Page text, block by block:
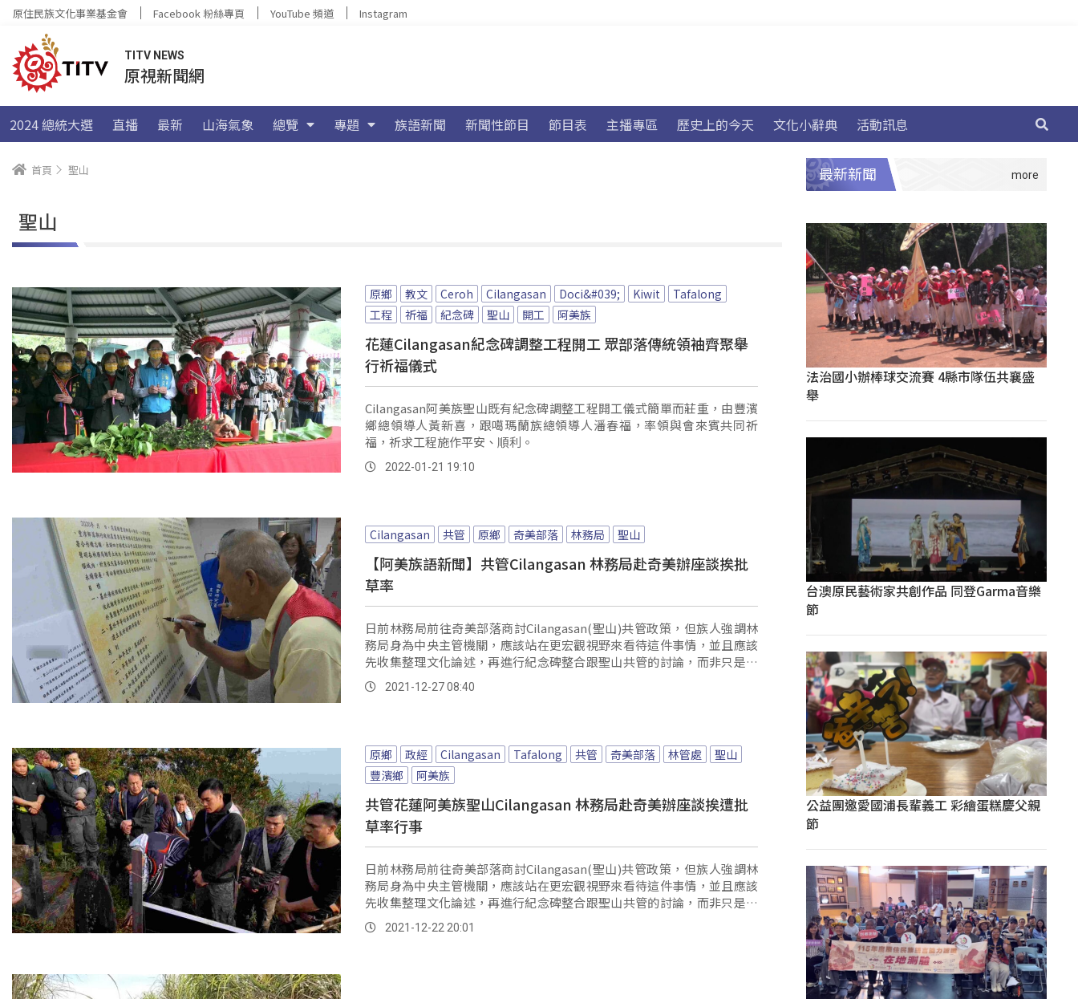
原住民族文化事業基金會 Facebook 粉絲專頁 YouTube 頻道 Instagram
TITV NEWS
原視新聞網
2024 總統大選 直播 最新 山海氣象 總覽 專題 族語新聞 新聞性節目 節目表 主播專區 歷史上的今天 文化小辭典 活動訊息
首頁 聖山
聖山
原鄉 教文 Ceroh Cilangasan Doci&#039; Kiwit
Tafalong
工程
祈福 紀念碑 聖山 開工 阿美族
花蓮Cilangasan紀念碑調整工程開工 眾部落傳統領袖齊聚舉
行祈福儀式
Cilangasan阿美族聖山既有紀念碑調整工程開工儀式簡單而莊重，由豐濱
鄉總領導人黃新喜，跟噶瑪蘭族總領導人潘春福，率領與會來賓共同祈
福，祈求工程施作平安、順利。
2022-01-21 19:10
Cilangasan 共管 原鄉 奇美部落 林務局 聖山
【阿美族語新聞】共管Cilangasan 林務局赴奇美辦座談挨批
草率
日前林務局前往奇美部落商討Cilangasan(聖山)共管政策，但族人強調林
務局身為中央主管機關，應該站在更宏觀視野來看待這件事情，並且應該
先收集整理文化論述，再進行紀念碑整合跟聖山共管的討論，而非只是提
供150萬經費，就草率交由豐濱鄉公所處理。
2021-12-27 08:40
原鄉 政經 Cilangasan Tafalong 共管 奇美部落 林管處
聖山
豐濱鄉
阿美族
共管花蓮阿美族聖山Cilangasan 林務局赴奇美辦座談挨遭批
草率行事
日前林務局前往奇美部落商討Cilangasan(聖山)共管政策，但族人強調林
務局身為中央主管機關，應該站在更宏觀視野來看待這件事情，並且應該
先收集整理文化論述，再進行紀念碑整合跟聖山共管的討論，而非只是提
供150萬經費，就草率交由豐濱鄉公所處理。
2021-12-22 20:01
最新新聞
法治國小辦棒球交流賽 4縣市隊伍共襄盛
舉
台澳原民藝術家共創作品 同登Garma音樂
節
公益團邀愛國浦長輩義工 彩繪蛋糕慶父親
節